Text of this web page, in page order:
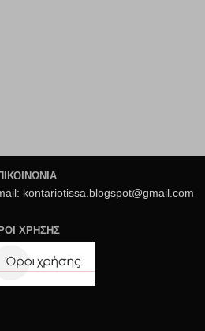
kontariotissa.blogspot@gmail.com
ΧΡΗΣΗΣ